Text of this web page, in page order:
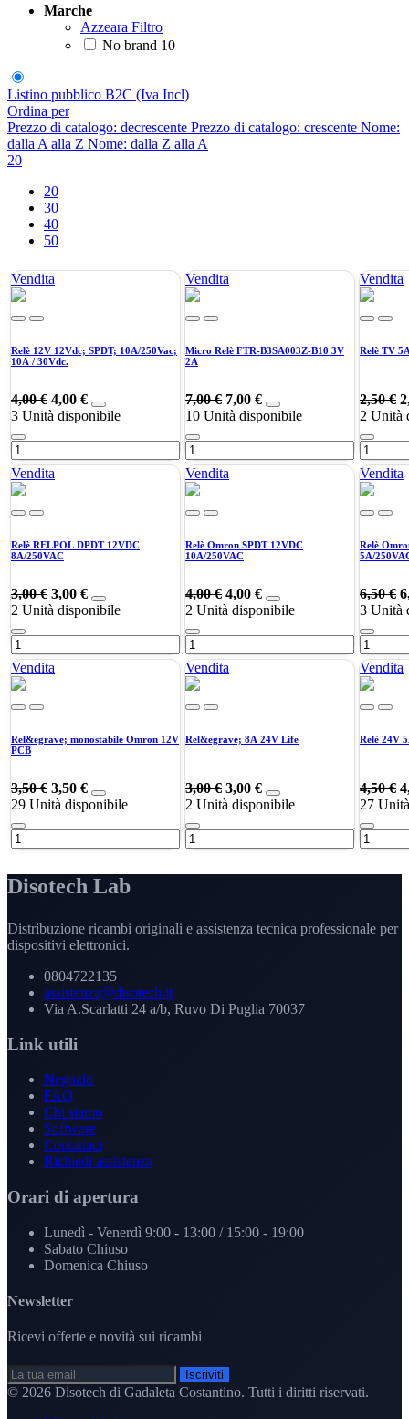
Marche
Azzeara Filtro
No brand 10
Listino pubblico B2C (Iva Incl)
Ordina per
Prezzo di catalogo: decrescente Prezzo di catalogo: crescente Nome:
dalla A alla Z Nome: dalla Z alla A
20
20
30
40
50
Vendita
Relè 12V 12Vdc; SPDT; 10A/250Vac;
10A / 30Vdc.
4,00€ 4,00 €
3 Unità disponibile
Vendita
Micro Relè FTR-B3SA003Z-B10 3V
2A
7,00€ 7,00 €
10 Unità disponibile
Vendita
Relè TV
2,50€
2 Unità
Vendita
Relè RELPOL DPDT 12VDC
8A/250VAC
3,00€ 3,00 €
2 Unità disponibile
Vendita
Relè Omron SPDT 12VDC
10A/250VAC
4,00€ 4,00 €
2 Unità disponibile
Vendita
Relè
5A/
6,50€
3 Unità
Vendita
Rel&egrave; monostabile Omron 12V
PCB
3,50€ 3,50 €
29 Unità disponibile
Vendita
Rel&egrave; 8A 24V Life
3,00€ 3,00 €
2 Unità disponibile
Vendita
Relè 24V
4,50€
27
Disotech Lab
Distribuzione ricambi originali e assistenza tecnica professionale per
dispositivi elettronici.
0804722135
assistenza@disotech.it
Via A.Scarlatti 24 a/b, Ruvo Di Puglia 70037
Link utili
Negozio
FAQ
Chi siamo
Software
Contattaci
Richiedi assistenza
Orari di apertura
Lunedì - Venerdì 9:00 - 13:00 / 15:00 - 19:00
Sabato Chiuso
Domenica Chiuso
Newsletter
Ricevi offerte e novità sui ricambi
Iscriviti
© 2026 Disotech di Gadaleta Costantino. Tutti i diritti riservati.